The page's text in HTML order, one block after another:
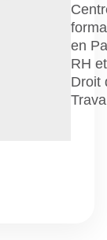
en
RH et
Droit